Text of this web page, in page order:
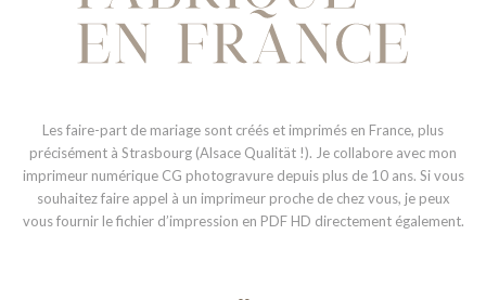
Les faire-part de mariage sont créés et imprimés en France, plus
précisément à Strasbourg (Alsace Qualität !). Je collabore avec mon
imprimeur numérique CG photogravure depuis plus de 10 ans. Si vous
souhaitez faire appel à un imprimeur proche de chez vous, je peux
vous fournir le fichier d’impression en PDF HD directement également.